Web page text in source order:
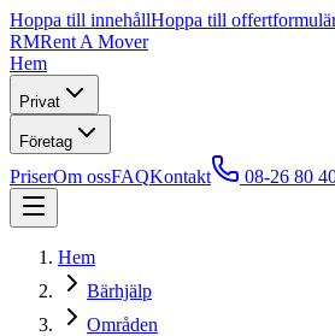
Hoppa till innehållHoppa till
RMRent A Mover
Hem
Privat
Företag
PriserOm ossFAQKontakt 08-26 80
Hem
Bärhjälp
Områden